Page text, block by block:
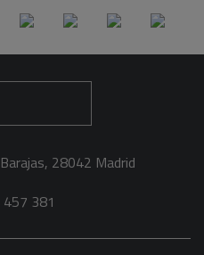
28042 Madrid
457 381